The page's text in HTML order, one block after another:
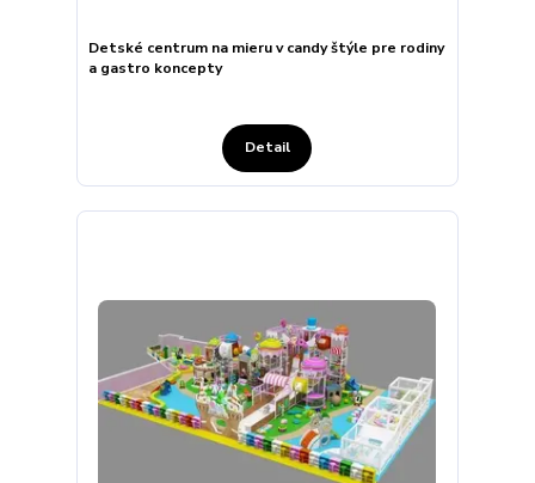
Detské centrum na mieru v candy štýle pre rodiny
a gastro koncepty
Detail